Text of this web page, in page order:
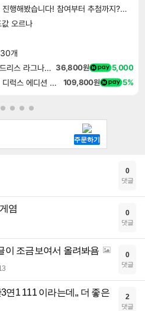
행해봤습니다! 참여부터 추첨까지????
오르나
개
그랑블루 판타지 리링크 엔드리스 라그나로크 업그레이드 킷 Granblue Fantasy Relink Endless Ragnarok Upgrade Kit DLC 36,800원 5,000
에이스 컴뱃 8 시브의 날개 디럭스 에디션 예약구매 ACE COMBAT 8 WINGS OF THEVE Deluxe Edition 109,800원 5%
0
댓글
염 0
댓글
이 조금보여서 올려봐욤 0
댓글
연1 111 이라는데,, 더 좋은
2
댓글